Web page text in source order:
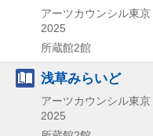
アーツカウンシル東京
2025
所蔵館2館
浅草みらいど
アーツカウンシル東京
2025